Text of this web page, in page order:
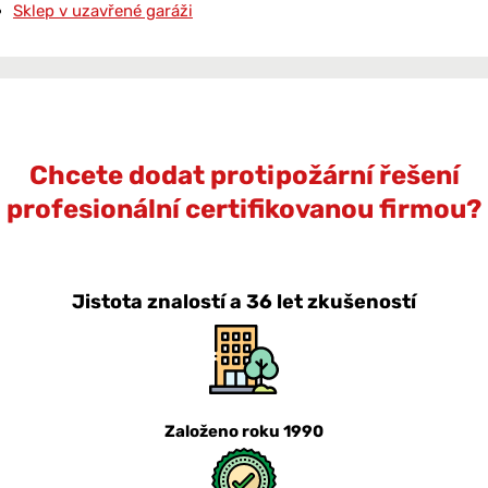
Sklep v uzavřené garáži
Chcete dodat protipožární řešení
profesionální certifikovanou firmou?
Jistota znalostí a 36 let zkušeností
Založeno roku 1990